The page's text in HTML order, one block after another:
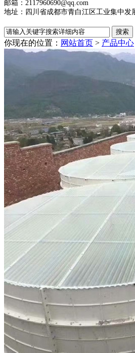
邮箱：2117960690@qq.com
地址：四川省成都市青白江区工业集中发
你现在的位置： 网站首页 > 产品中心